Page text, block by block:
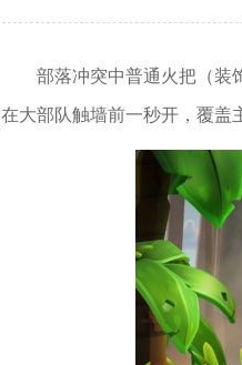
部落冲突中普通火把（装
在大部队触墙前一秒开，覆盖